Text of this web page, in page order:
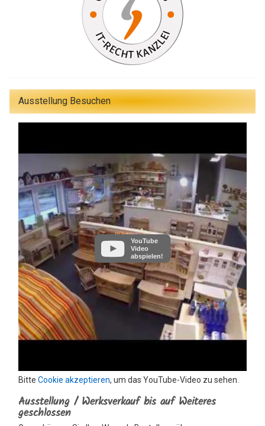
Ausstellung Besuchen
YouTube
Video
abspielen!
Bitte Cookie akzeptieren, um das YouTube-Video zu sehen.
Ausstellung / Werksverkauf bis auf Weiteres
geschlossen